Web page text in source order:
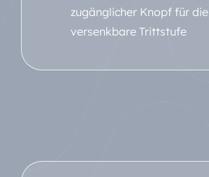
zugänglicher Knopf für die
versenkbare Trittstufe